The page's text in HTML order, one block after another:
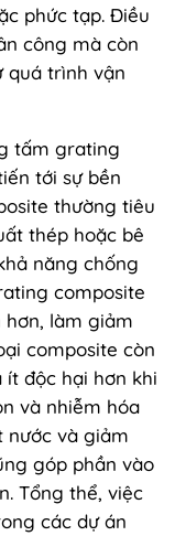
phức tạp. Điều
công mà còn
quá trình vận
tấm grating
tới sự bền
thường tiêu
thép hoặc bê
năng chống
composite
làm giảm
composite còn
độc hại hơn khi
và nhiễm hóa
nước và giảm
góp phần vào
Tổng thể, việc
các dự án